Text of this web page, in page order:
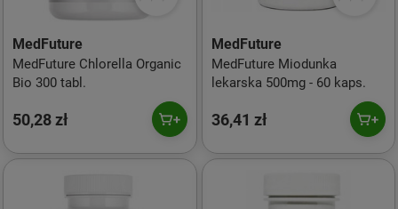
MedFuture
MedFuture Chlorella Organic
Bio 300 tabl.
50,28 zł
MedFuture
MedFuture Miodunka
lekarska 500mg - 60 kaps.
36,41 zł